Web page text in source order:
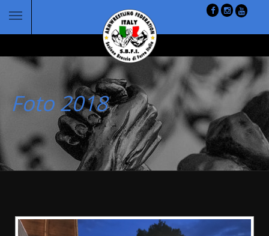
Foto 2018